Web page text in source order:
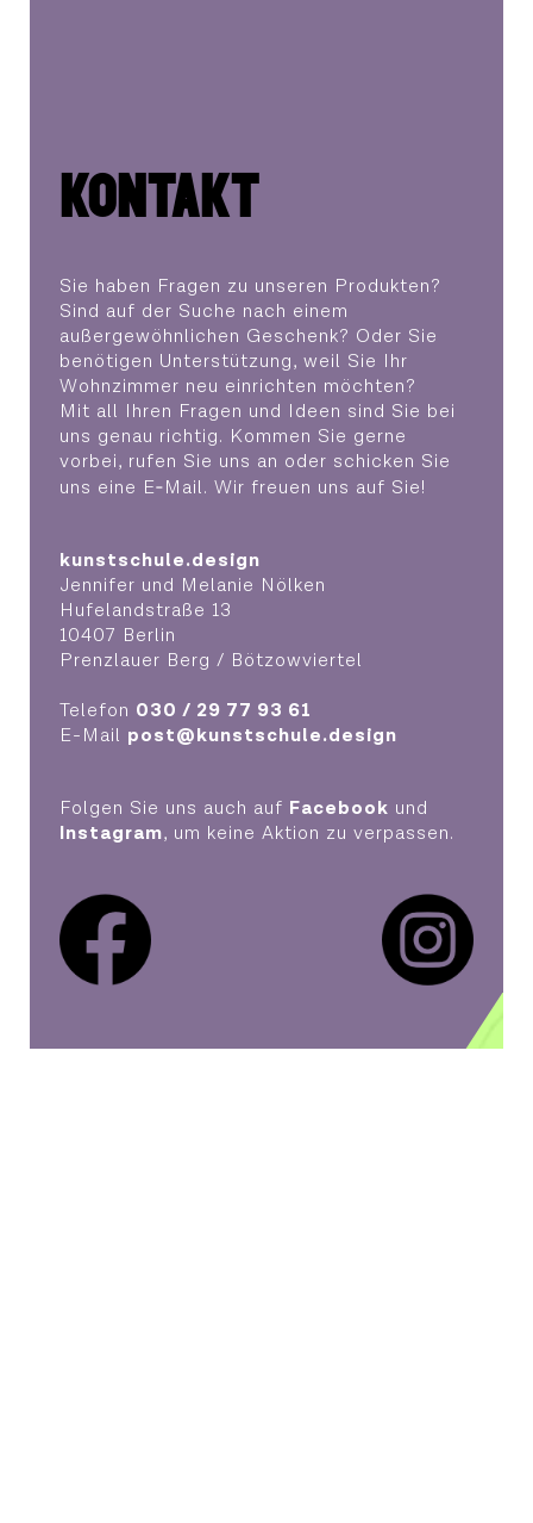
KONTAKT
Sie haben Fragen zu unseren Produkten?
Sind auf der Suche nach einem
außergewöhnlichen Geschenk? Oder Sie
benötigen Unterstützung, weil Sie Ihr
Wohnzimmer neu einrichten möchten?
Mit all Ihren Fragen und Ideen sind Sie bei
uns genau richtig. Kommen Sie gerne
vorbei, rufen Sie uns an oder schicken Sie
uns eine E‑Mail. Wir freuen uns auf Sie!
kunstschule.design
Jennifer und Melanie Nölken
Hufelandstraße 13
10407 Berlin
Prenzlauer Berg / Bötzowviertel
Telefon 030 / 29 77 93 61
E-Mail post@kunstschule.design
Folgen Sie uns auch auf Facebook und
Instagram, um keine Aktion zu verpassen.